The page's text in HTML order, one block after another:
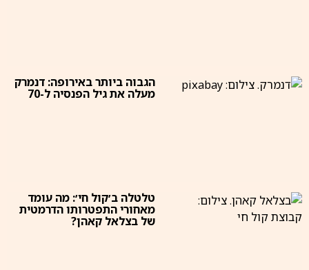
הגבוה ביותר באירופה: דנמרק
מעלה את גיל הפנסיה ל-70
טלטלה ב׳קול חי׳: מה עומד
מאחורי התפטרותו הדרמטית
של בצלאל קאהן?